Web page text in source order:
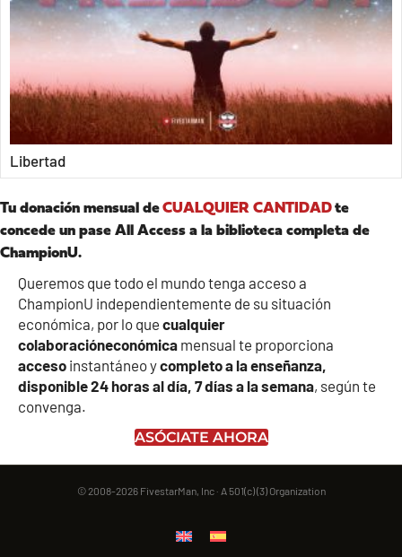
Libertad
Tu donación mensual deCUALQUIER CANTIDADte
concede un pase All Access a la biblioteca completa de
ChampionU.
Queremos que todo el mundo tenga acceso a
ChampionU independientemente de su situación
económica, por lo que cualquier
colaboracióneconómica mensual te proporciona
acceso instantáneo ycompleto a la enseñanza,
disponible 24 horas al día, 7 días a la semana, según te
convenga.
ASÓCIATE AHORA
© 2008-2026 FivestarMan, Inc · A 501(c) (3) Organization